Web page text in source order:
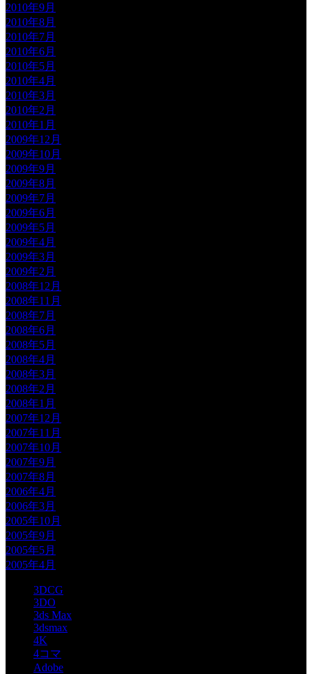
2010年9月
2010年8月
2010年7月
2010年6月
2010年5月
2010年4月
2010年3月
2010年2月
2010年1月
2009年12月
2009年10月
2009年9月
2009年8月
2009年7月
2009年6月
2009年5月
2009年4月
2009年3月
2009年2月
2008年12月
2008年11月
2008年7月
2008年6月
2008年5月
2008年4月
2008年3月
2008年2月
2008年1月
2007年12月
2007年11月
2007年10月
2007年9月
2007年8月
2006年4月
2006年3月
2005年10月
2005年9月
2005年5月
2005年4月
3DCG
3DO
3ds Max
3dsmax
4K
4コマ
Adobe